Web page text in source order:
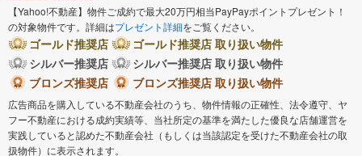
【Yahoo!不動産】物件ご成約で最大20万円相当PayPayポイントプレゼント！
の対象物件です。詳細はプレゼント詳細をご覧ください。
ゴールド推奨店
ゴールド推奨店 取り扱い物件
シルバー推奨店
シルバー推奨店 取り扱い物件
ブロンズ推奨店
ブロンズ推奨店 取り扱い物件
広告商品を購入している不動産会社のうち、物件情報の正確性、法令遵守、ヤ
フー不動産における成約実績等、当社所定の基準を満たした優良な店舗運営を
実践していると認めた不動産会社（もしくは当該認定を受けた不動産会社の取
扱物件）に表示されます。